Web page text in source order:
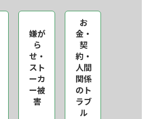
嫌が
ら
せ・
スト
ーカ
ー被
害
お
金・
契
約・
人間
関係
のト
ラブ
ル